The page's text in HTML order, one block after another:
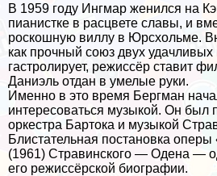
В 1959 году Ингмар женился на
пианистке в расцвете славы, и
роскошную виллу в Юрсхольме.
как прочный союз двух
гастролирует, режиссёр ставит
Даниэль отдан в умелые руки.
Именно в это время Бергман
интересоваться музыкой. Он был
оркестра Бартока и музыкой
Блистательная постановка
(1961) Стравинского — Одена —
его режиссёрской биографии.